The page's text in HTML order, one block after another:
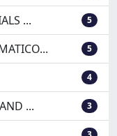
... 5
5
4
... 3